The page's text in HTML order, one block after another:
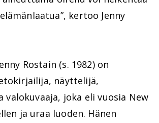
kertoo Jenny
Rostain (s. 1982) on
näyttelijä,
joka eli vuosia New
ja uraa luoden. Hänen